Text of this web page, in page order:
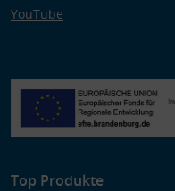
YouTube
Top Produkte